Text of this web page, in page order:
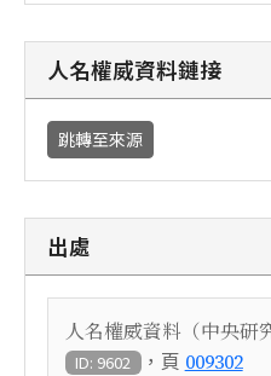
人名權威資料鏈接
跳轉至來源
出處
人名權威資料（中央研
ID: 9602 ，頁 009302